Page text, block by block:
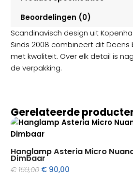
Beoordelingen (0)
Scandinavisch design uit
Sinds 2008 combineert dit
met kwaliteit. Over elk detail is
de verpakking.
Gerelateerde
Hanglamp Asteria Micro
Dimbaar
€169,00 Oorspronkelijke
€ 90,00